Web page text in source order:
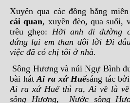
Xuyên qua các đồng bằng
cái quan, xuyên đèo, qua suối,
trêu ghẹo: Hỡi anh đi đường
đứng lại em than đôi lời Đi
việc đã có chị tôi ở nhà.
Sông Hương và núi Ngự Bình
bài hátAi ra xứ Huếsáng tác
Ai ra xứ Huế thì ra, Ai về là
sông Hương, Nước sông